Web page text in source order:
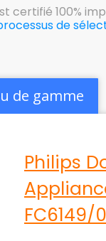
certifié 100%
de
de gamme
Philips
FC6149/